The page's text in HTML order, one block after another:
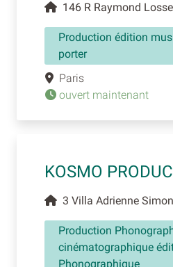
146 R Raymond
Production édition
porter
Paris
ouvert maintenant
KOSMO
3 Villa Adrienne
Production
cinématographique
Phonographique